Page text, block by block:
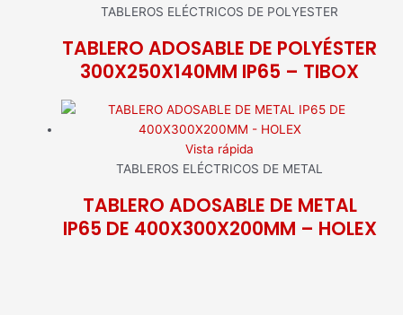
TABLEROS ELÉCTRICOS DE POLYESTER
TABLERO ADOSABLE DE POLYÉSTER
300X250X140MM IP65 – TIBOX
Vista rápida
TABLEROS ELÉCTRICOS DE METAL
TABLERO ADOSABLE DE METAL
IP65 DE 400X300X200MM – HOLEX